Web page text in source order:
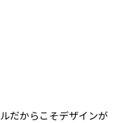
だからこそデザインが